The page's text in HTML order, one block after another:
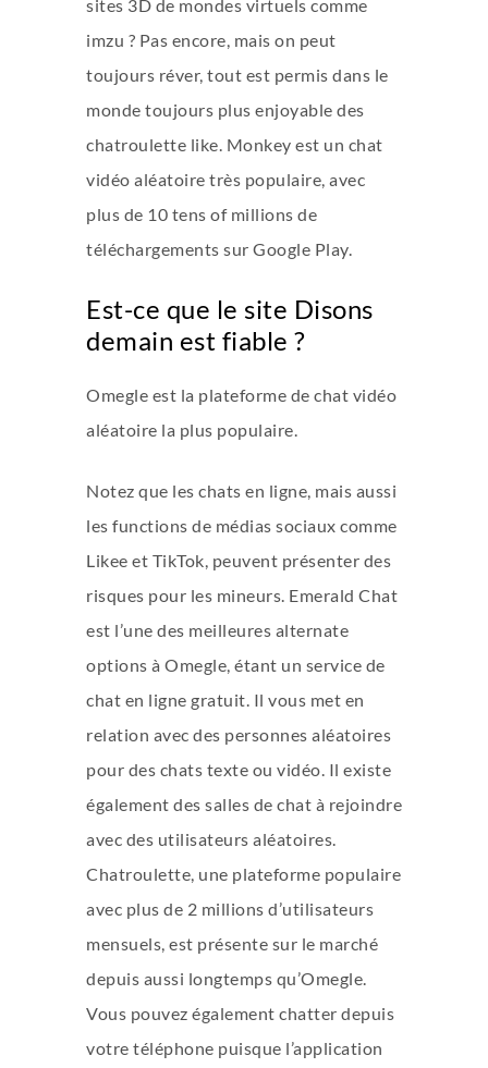
sites 3D de mondes virtuels comme
imzu ? Pas encore, mais on peut
toujours réver, tout est permis dans le
monde toujours plus enjoyable des
chatroulette like. Monkey est un chat
vidéo aléatoire très populaire, avec
plus de 10 tens of millions de
téléchargements sur Google Play.
Est-ce que le site Disons
demain est fiable ?
Omegle est la plateforme de chat vidéo
aléatoire la plus populaire.
Notez que les chats en ligne, mais aussi
les functions de médias sociaux comme
Likee et TikTok, peuvent présenter des
risques pour les mineurs. Emerald Chat
est l’une des meilleures alternate
options à Omegle, étant un service de
chat en ligne gratuit. Il vous met en
relation avec des personnes aléatoires
pour des chats texte ou vidéo. Il existe
également des salles de chat à rejoindre
avec des utilisateurs aléatoires.
Chatroulette, une plateforme populaire
avec plus de 2 millions d’utilisateurs
mensuels, est présente sur le marché
depuis aussi longtemps qu’Omegle.
Vous pouvez également chatter depuis
votre téléphone puisque l’application